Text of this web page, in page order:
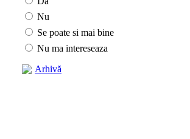
Nu
Se poate si mai bine
Nu ma intereseaza
Arhivă